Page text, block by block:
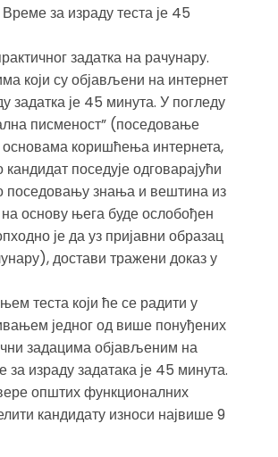
за израду теста је 45
задатка на рачунару.
који су објављени на интернет
задатка је 45 минута. У погледу
писменост” (поседовање
коришћења интернета,
поседује одговарајући
поседовању знања и вештина из
основу њега буде ослобођен
је да уз пријавни образац
достави тражени доказ у
теста који ће се радити у
једног од више понуђених
задацима објављеним на
израду задатака је 45 минута.
општих функционалних
кандидату износи највише 9